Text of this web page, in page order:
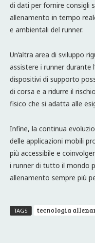
di dati per fornire consigli
allenamento in tempo
e ambientali del runner.
Un’altra area di sviluppo
assistere i runner durante
dispositivi di supporto
di corsa e a ridurre il
fisico che si adatta alle
Infine, la continua
delle applicazioni mobili
più accessibile e
i runner di tutto il mondo
allenamento sempre più
TAGS tecnologia